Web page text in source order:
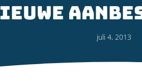
juli 4, 2013